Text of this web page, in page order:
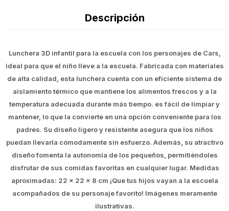
Descripción
Lunchera 3D infantil para la escuela con los personajes de Cars,
ideal para que el niño lleve a la escuela. Fabricada con materiales
de alta calidad, esta lunchera cuenta con un eficiente sistema de
aislamiento térmico que mantiene los alimentos frescos y a la
temperatura adecuada durante más tiempo. es fácil de limpiar y
mantener, lo que la convierte en una opción conveniente para los
padres. Su diseño ligero y resistente asegura que los niños
puedan llevarla cómodamente sin esfuerzo. Además, su atractivo
diseño fomenta la autonomía de los pequeños, permitiéndoles
disfrutar de sus comidas favoritas en cualquier lugar. Medidas
aproximadas: 22 x 22 x 8 cm ¡Que tus hijos vayan a la escuela
acompañados de su personaje favorito! Imágenes meramente
ilustrativas.